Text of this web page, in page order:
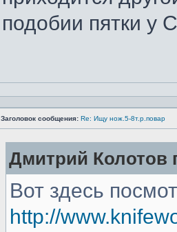
подобии пятки у
Заголовок сообщения: Re: Ищу нож.5-8т.р.повар
Дмитрий Колотов
Вот здесь
http://